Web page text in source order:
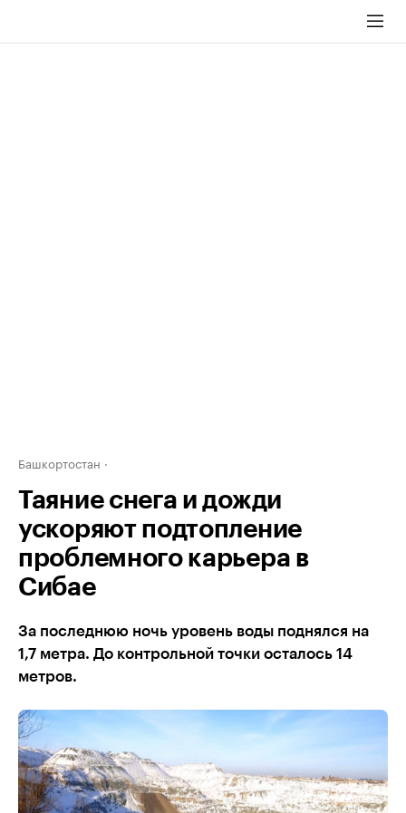
Башкортостан
Таяние снега и дожди
ускоряют подтопление
проблемного карьера в
Сибае
За последнюю ночь уровень воды поднялся на
1,7 метра. До контрольной точки осталось 14
метров.